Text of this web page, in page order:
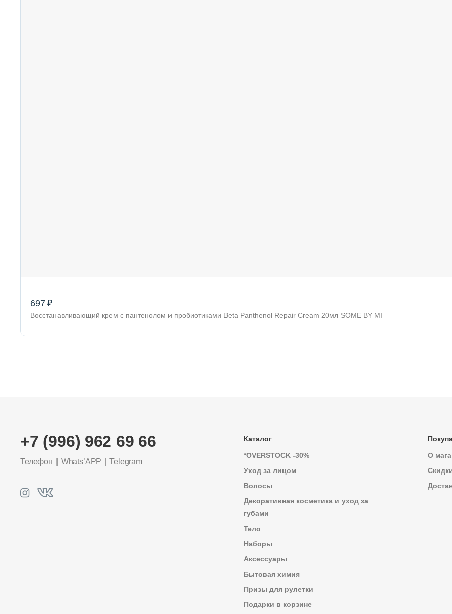
697 ₽
Восстанавливающий крем с пантенолом и пробиотиками Beta Panthenol Repair Cream 20мл SOME BY MI
+7 (996) 962 69 66
Телефон Whats’APP Telegram
Каталог
*OVERSTOCK -30%
Уход за лицом
Волосы
Декоративная косметика и уход за
губами
Тело
Наборы
Аксессуары
Бытовая химия
Призы для рулетки
Подарки в корзине
О